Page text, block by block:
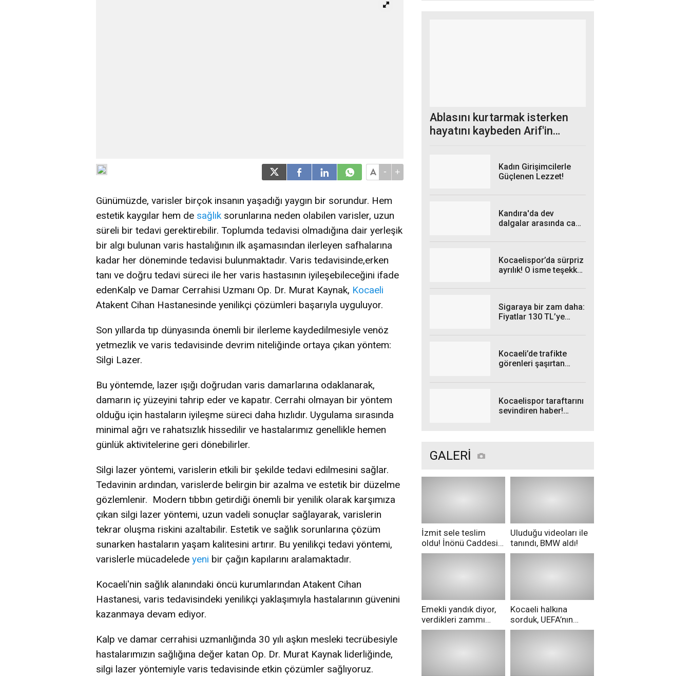
- +
Günümüzde, varisler birçok insanın yaşadığı yaygın bir sorundur. Hem
estetik kaygılar hem de sağlık sorunlarına neden olabilen varisler, uzun
süreli bir tedavi gerektirebilir. Toplumda tedavisi olmadığına dair yerleşik
bir algı bulunan varis hastalığının ilk aşamasından ilerleyen safhalarına
kadar her döneminde tedavisi bulunmaktadır. Varis tedavisinde,erken
tanı ve doğru tedavi süreci ile her varis hastasının iyileşebileceğini ifade
edenKalp ve Damar Cerrahisi Uzmanı Op. Dr. Murat Kaynak, Kocaeli
Atakent Cihan Hastanesinde yenilikçi çözümleri başarıyla uyguluyor.
Son yıllarda tıp dünyasında önemli bir ilerleme kaydedilmesiyle venöz
yetmezlik ve varis tedavisinde devrim niteliğinde ortaya çıkan yöntem:
Silgi Lazer.
Bu yöntemde, lazer ışığı doğrudan varis damarlarına odaklanarak,
damarın iç yüzeyini tahrip eder ve kapatır. Cerrahi olmayan bir yöntem
olduğu için hastaların iyileşme süreci daha hızlıdır. Uygulama sırasında
minimal ağrı ve rahatsızlık hissedilir ve hastalarımız genellikle hemen
günlük aktivitelerine geri dönebilirler.
Silgi lazer yöntemi, varislerin etkili bir şekilde tedavi edilmesini sağlar.
Tedavinin ardından, varislerde belirgin bir azalma ve estetik bir düzelme
gözlemlenir. Modern tıbbın getirdiği önemli bir yenilik olarak karşımıza
çıkan silgi lazer yöntemi, uzun vadeli sonuçlar sağlayarak, varislerin
tekrar oluşma riskini azaltabilir. Estetik ve sağlık sorunlarına çözüm
sunarken hastaların yaşam kalitesini artırır. Bu yenilikçi tedavi yöntemi,
varislerle mücadelede yeni bir çağın kapılarını aralamaktadır.
Kocaeli'nin sağlık alanındaki öncü kurumlarından Atakent Cihan
Hastanesi, varis tedavisindeki yenilikçi yaklaşımıyla hastalarının güvenini
kazanmaya devam ediyor.
Kalp ve damar cerrahisi uzmanlığında 30 yılı aşkın mesleki tecrübesiyle
hastalarımızın sağlığına değer katan Op. Dr. Murat Kaynak liderliğinde,
silgi lazer yöntemiyle varis tedavisinde etkin çözümler sağlıyoruz.
Ablasını kurtarmak isterken
hayatını kaybeden Arif'in
Kadın Girişimcilerle
Güçlenen Lezzet!
Kandıra'da dev
dalgalar arasında can
Kocaelispor’da sürpriz
ayrılık! O isme teşekkür
Sigaraya bir zam daha:
Fiyatlar 130 TL’ye
Kocaeli’de trafikte
görenleri şaşırtan
Kocaelispor taraftarını
sevindiren haber!
GALERİ
İzmit sele teslim
oldu! İnönü Caddesi
göle döndü!
Uluduğu videoları ile
tanındı, BMW aldı!
Emekli yandık diyor,
verdikleri zammı
pazarda geri aldılar!
Kocaeli halkına
sorduk, UEFA’nın
Merih Demiral kararı